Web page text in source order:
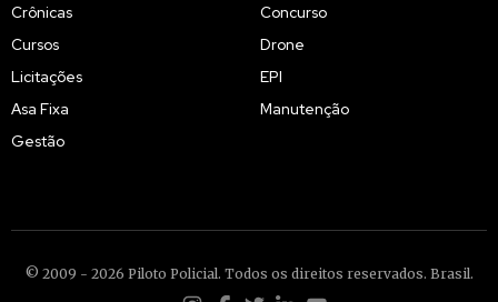
Crônicas
Cursos
Licitações
Asa Fixa
Gestão
Concurso
Drone
EPI
Manutenção
© 2009 - 2026 Piloto Policial. Todos os direitos reservados. Brasil.